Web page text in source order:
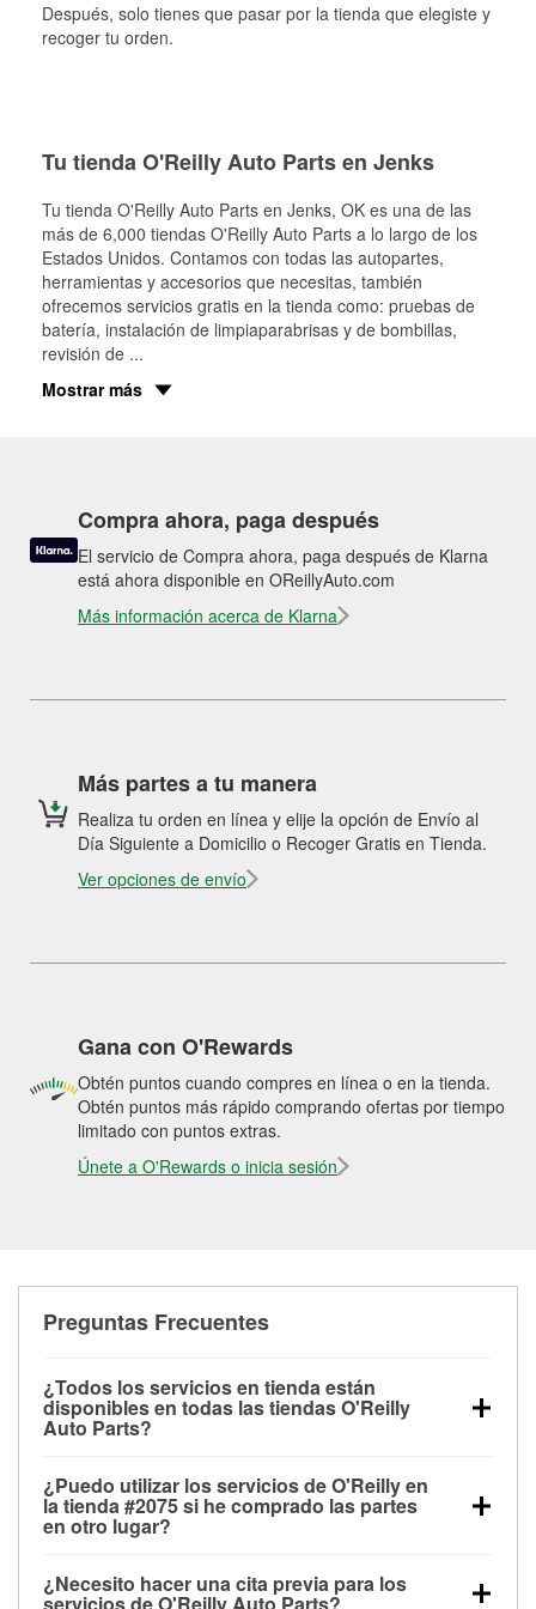
Después, solo tienes que pasar por la tienda que elegiste y
recoger tu orden.
Tu tienda O'Reilly Auto Parts en Jenks
Tu tienda O'Reilly Auto Parts en Jenks, OK es una de las
más de 6,000 tiendas O'Reilly Auto Parts a lo largo de los
Estados Unidos. Contamos con todas las autopartes,
herramientas y accesorios que necesitas, también
ofrecemos servicios gratis en la tienda como: pruebas de
batería, instalación de limpiaparabrisas y de bombillas,
revisión de ...
Mostrar más
Compra ahora, paga después
El servicio de Compra ahora, paga después de Klarna
está ahora disponible en OReillyAuto.com
Más información acerca de Klarna
Más partes a tu manera
Realiza tu orden en línea y elije la opción de Envío al
Día Siguiente a Domicilio o Recoger Gratis en Tienda.
Ver opciones de envío
Gana con O'Rewards
Obtén puntos cuando compres en línea o en la tienda.
Obtén puntos más rápido comprando ofertas por tiempo
limitado con puntos extras.
Únete a O'Rewards o inicia sesión
Preguntas Frecuentes
¿Todos los servicios en tienda están
disponibles en todas las tiendas O'Reilly
Auto Parts?
las pruebas de batería, pruebas de alternador y
motor de arranque, revisión de la luz “Check Engine”
con O'Reilly VeriScan® e instalación de
limpiaparabrisas o bombillas, están disponibles en
todas las tiendas O'Reilly Auto Parts. La tienda
¿Puedo utilizar los servicios de O'Reilly en
la tienda #2075 si he comprado las partes
en otro lugar?
de O'Reilly Auto Parts que estén disponibles en la
¿Necesito hacer una cita previa para los